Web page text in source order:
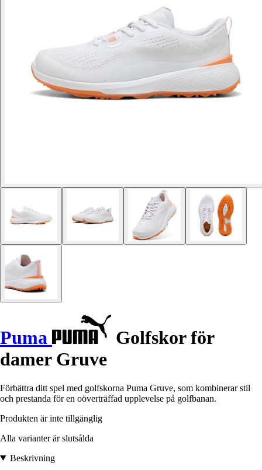
Puma
Golfskor för
damer Gruve
Förbättra ditt spel med golfskorna Puma Gruve, som kombinerar stil
och prestanda för en oöverträffad upplevelse på golfbanan.
Produkten är inte tillgänglig
Alla varianter är slutsålda
Beskrivning